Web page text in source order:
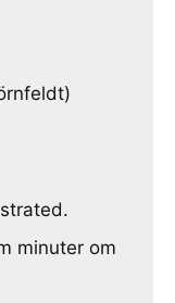
minuter om